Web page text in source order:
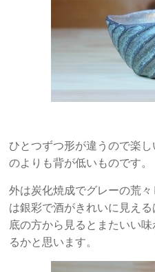
ひとつずつ形が違うので楽
のよりも背が低いものです。
外は炭化焼成でグレーの荒
は銀彩で酒がきれいに見える
底の方から見るとまたいい
るかと思います。